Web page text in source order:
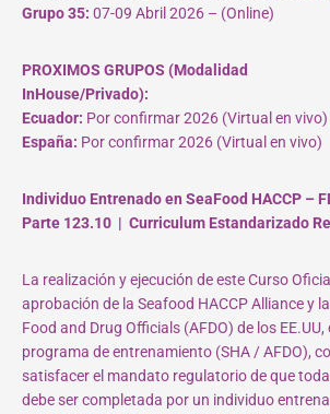
Grupo 35: 07-09 Abril 2026 – (Online)
PROXIMOS GRUPOS (Modalidad
InHouse/Privado):
Ecuador: Por confirmar 2026 (Virtual en vivo)
España: Por confirmar 2026 (Virtual en vivo)
Individuo Entrenado en SeaFood HACCP –
Parte 123.10 | Curriculum Estandarizado
La realización y ejecución de este Curso
aprobación de la Seafood HACCP Alliance y
Food and Drug Officials (AFDO) de los EE.UU,
programa de entrenamiento (SHA / AFDO),
satisfacer el mandato regulatorio de que
debe ser completada por un individuo